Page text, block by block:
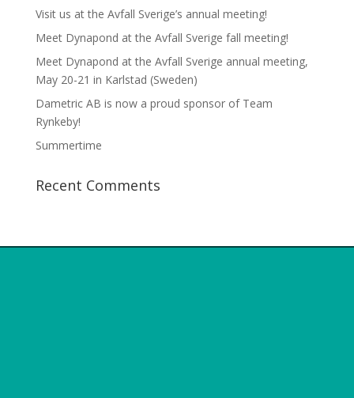
Visit us at the Avfall Sverige’s annual meeting!
Meet Dynapond at the Avfall Sverige fall meeting!
Meet Dynapond at the Avfall Sverige annual meeting,
May 20-21 in Karlstad (Sweden)
Dametric AB is now a proud sponsor of Team
Rynkeby!
Summertime
Recent Comments